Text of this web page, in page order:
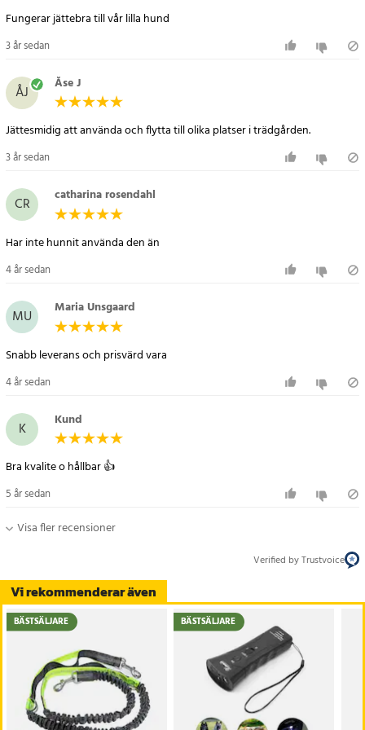
Vi rekommenderar även
BÄSTSÄLJARE BÄSTSÄLJARE
Fungerar jättebra till vår lilla hund
3 år sedan
ÅJ Åse J
Jättesmidig att använda och flytta till olika platser i trädgården.
3 år sedan
CR catharina rosendahl
Har inte hunnit använda den än
4 år sedan
MU Maria Unsgaard
Snabb leverans och prisvärd vara
4 år sedan
K Kund
Bra kvalite o hållbar 👍
5 år sedan
Visa fler recensioner
Verified by Trustvoice